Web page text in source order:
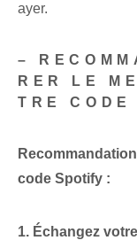
ayer.
–
RER LE
TRE CODE
code Spotify :
1. Échangez